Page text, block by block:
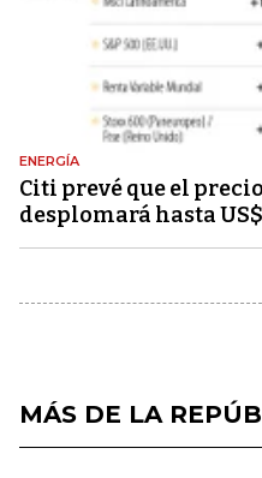
ENERGÍA
Citi prevé que el
desplomará hasta
MÁS DE LA